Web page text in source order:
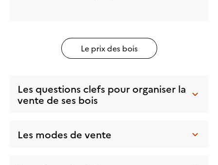
Le prix des bois
Les questions clefs pour organiser la
vente de ses bois
Les modes de vente